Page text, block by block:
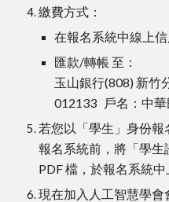
繳費方式：
在報名系統中線上
匯款/轉帳 至：
玉山銀行(808) 新竹
012133 戶名：中
若您以「學生」身份報
報名系統前，將「學
PDF 檔，於報名系統中
現在加入人工智慧學會